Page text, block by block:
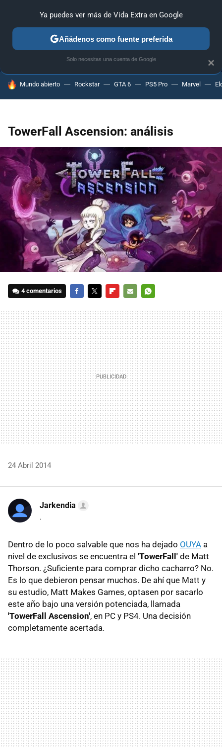
MENÚ NUEVO
GUÍAS Y TRUCOS PC SONY
HOY SE HABLA DE
Mundo abierto Rockstar GTA 6 PS5 Pro Marvel
TowerFall Ascension: análisis
4 comentarios
MAIL
24 Abril 2014
Jarkendia
.
Dentro de lo poco salvable que nos ha dejado OUYA a
nivel de exclusivos se encuentra el 'TowerFall' de Matt
Thorson. ¿Suficiente para comprar dicho cacharro? No.
Es lo que debieron pensar muchos. De ahí que Matt y
su estudio, Matt Makes Games, optasen por sacarlo
este año bajo una versión potenciada, llamada
'TowerFall Ascension', en PC y PS4. Una decisión
completamente acertada.
×
Ya puedes ver más de Vida Extra en Google
Añádenos como fuente preferida
Solo necesitas una cuenta de Google